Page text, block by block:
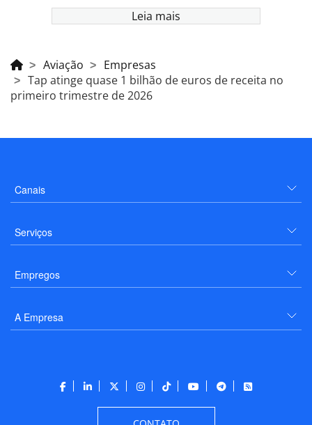
Leia mais
Aviação
Empresas
Tap atinge quase 1 bilhão de euros de receita no
primeiro trimestre de 2026
Canais
Serviços
Empregos
A Empresa